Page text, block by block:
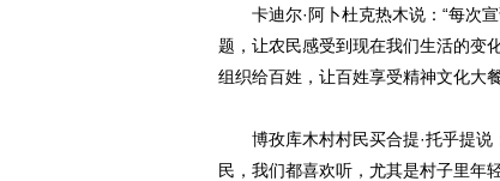
卡迪尔·阿卜杜克热木说：“每次宣
题，让农民感受到现在我们生活的变
组织给百姓，让百姓享受精神文化大
博孜库木村村民买合提·托乎提说
民，我们都喜欢听，尤其是村子里年